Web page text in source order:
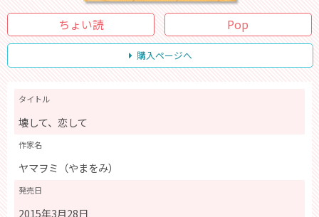
ちょい読 Pop
購入ページへ
タイトル
壊して、恋して
作家名
ヤマヲミ（やまをみ）
発売日
2015年3月28日